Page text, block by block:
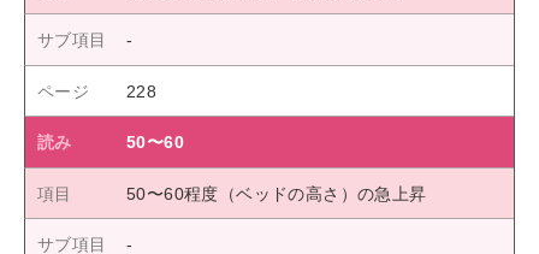
228
50〜60
50〜60程度（ベッドの高さ）の急上昇